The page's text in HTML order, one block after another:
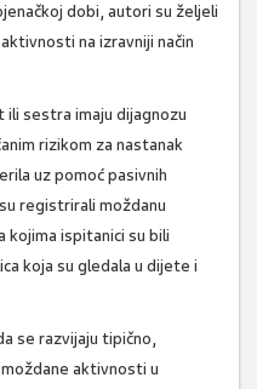
dobi, autori su željeli
na izravniji način
ili sestra imaju dijagnozu
rizikom za nastanak
uz pomoć pasivnih
registrirali moždanu
kojima ispitanici su bili
koja su gledala u dijete i
se razvijaju tipično,
aktivnosti u